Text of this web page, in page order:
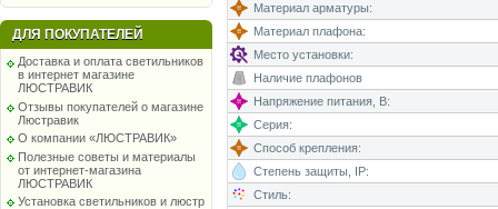
ДЛЯ ПОКУПАТЕЛЕЙ
Доставка и оплата светильников
в интернет магазине
ЛЮСТРАВИК
Отзывы покупателей о магазине
Люстравик
О компании «ЛЮСТРАВИК»
Полезные советы и материалы
от интернет-магазина
ЛЮСТРАВИК
Установка светильников и люстр
Материал арматуры:
Материал плафона:
Место установки:
Наличие плафонов
Напряжение питания, В:
Серия:
Способ крепления:
Степень защиты, IP:
Стиль: